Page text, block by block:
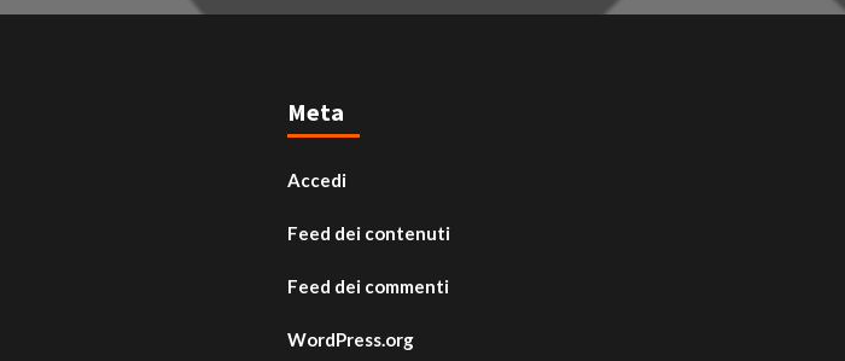
Meta
Accedi
Feed dei contenuti
Feed dei commenti
WordPress.org